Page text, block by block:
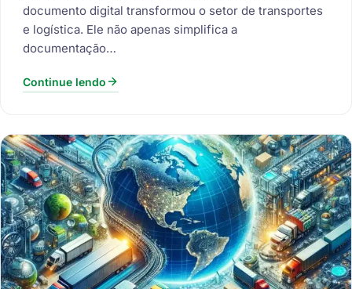
documento digital transformou o setor de transportes
e logística. Ele não apenas simplifica a
documentação…
Continue lendo